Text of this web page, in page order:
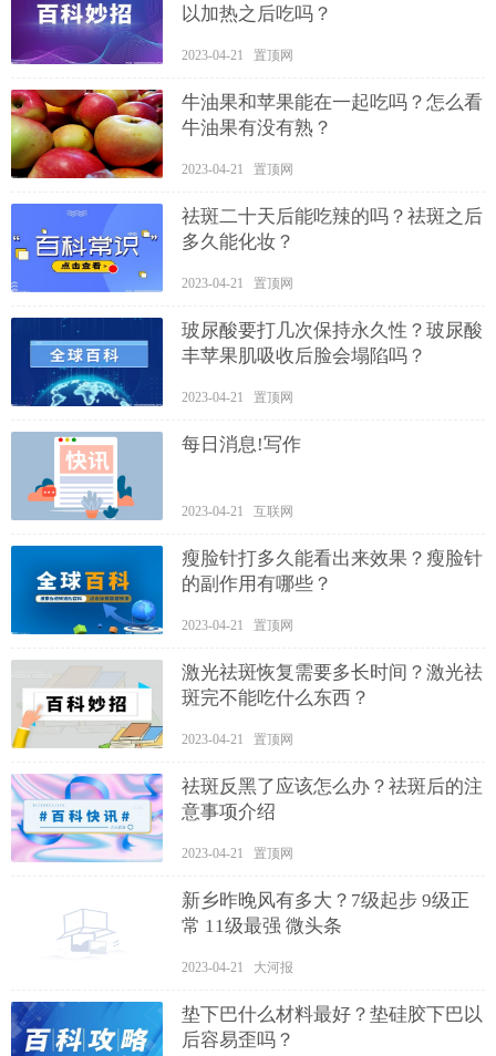
以加热之后吃吗？
2023-04-21 置顶网
牛油果和苹果能在一起吃吗？怎么看
牛油果有没有熟？
2023-04-21 置顶网
祛斑二十天后能吃辣的吗？祛斑之后
多久能化妆？
2023-04-21 置顶网
玻尿酸要打几次保持永久性？玻尿酸
丰苹果肌吸收后脸会塌陷吗？
2023-04-21 置顶网
每日消息!写作
2023-04-21 互联网
瘦脸针打多久能看出来效果？瘦脸针
的副作用有哪些？
2023-04-21 置顶网
激光祛斑恢复需要多长时间？激光祛
斑完不能吃什么东西？
2023-04-21 置顶网
祛斑反黑了应该怎么办？祛斑后的注
意事项介绍
2023-04-21 置顶网
新乡昨晚风有多大？7级起步 9级正
常 11级最强 微头条
2023-04-21 大河报
垫下巴什么材料最好？垫硅胶下巴以
后容易歪吗？